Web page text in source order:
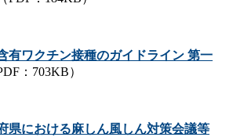
有ワクチン接種のガイドライン 第一
：703KB）
県における麻しん風しん対策会議等